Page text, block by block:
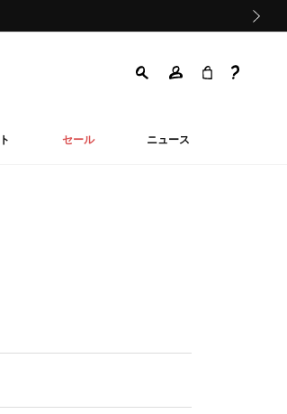
セール ニュース